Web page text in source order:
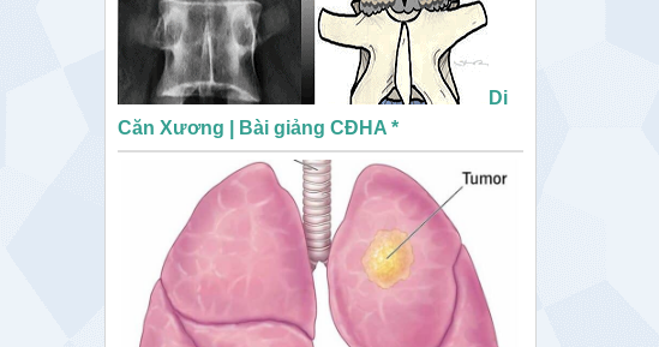
Di
Căn Xương | Bài giảng CĐHA *